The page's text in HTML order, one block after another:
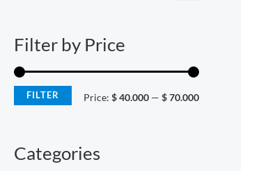
Filter by Price
r
i
r
i
FILTER Price: $ 40.000 — $ 70.000
Categories